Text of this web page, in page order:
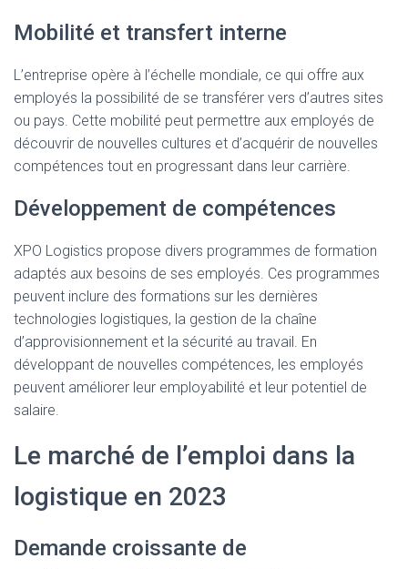
Mobilité et transfert interne
L’entreprise opère à l’échelle mondiale, ce qui offre aux
employés la possibilité de se transférer vers d’autres sites
ou pays. Cette mobilité peut permettre aux employés de
découvrir de nouvelles cultures et d’acquérir de nouvelles
compétences tout en progressant dans leur carrière.
Développement de compétences
XPO Logistics propose divers programmes de formation
adaptés aux besoins de ses employés. Ces programmes
peuvent inclure des formations sur les dernières
technologies logistiques, la gestion de la chaîne
d’approvisionnement et la sécurité au travail. En
développant de nouvelles compétences, les employés
peuvent améliorer leur employabilité et leur potentiel de
salaire.
Le marché de l’emploi dans la
logistique en 2023
Demande croissante de